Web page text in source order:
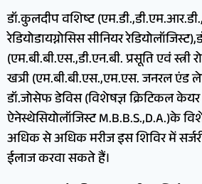
डॉ.कुलदीप वशिष्ट
रेडियोडायग्नोसिस सीनियर
(एम.बी.बी.एस.,डी.एन.बी. प्रसूति एवं
खत्री (एम.बी.बी.एस.,एम.एस. जनरल एंड
डॉ.जोसेफ डेविस (विशेषज्ञ क्रिटिकल
ऐनेस्थेसियोलॉजिस्ट M.B.B.S.,D.A.)के
अधिक से अधिक मरीज इस शिविर में
ईलाज करवा सकते हैं।